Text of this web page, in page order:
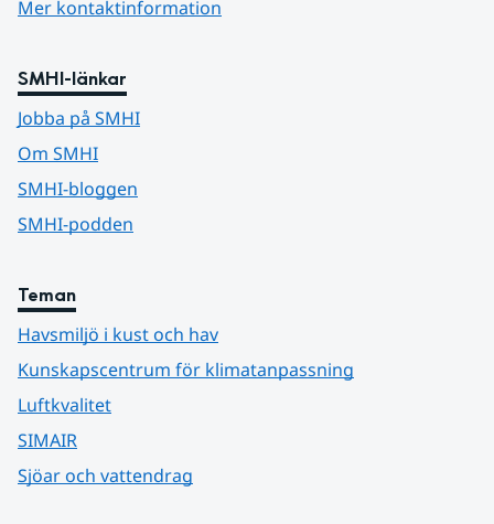
Mer kontaktinformation
SMHI-länkar
Jobba på SMHI
Om SMHI
SMHI-bloggen
SMHI-podden
Teman
Havsmiljö i kust och hav
Kunskapscentrum för klimatanpassning
Luftkvalitet
SIMAIR
Sjöar och vattendrag